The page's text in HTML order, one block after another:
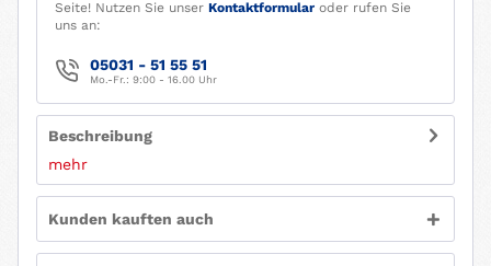
Seite! Nutzen Sie unser Kontaktformular oder rufen Sie
uns an:
05031 - 51 55 51
Mo.-Fr.: 9:00 - 16.00 Uhr
Beschreibung
mehr
Kunden kauften auch